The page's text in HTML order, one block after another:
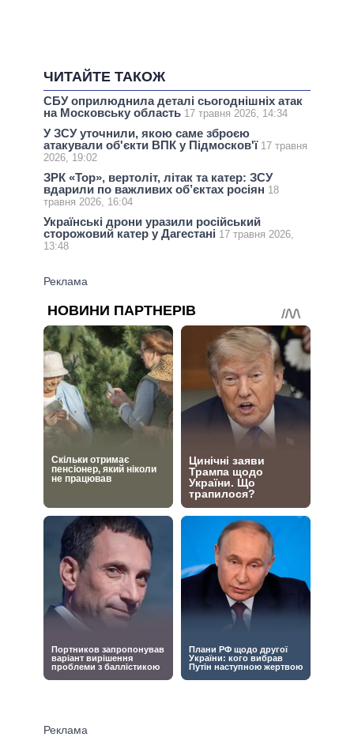
ЧИТАЙТЕ ТАКОЖ
СБУ оприлюднила деталі сьогоднішніх атак
на Московську область 17 травня 2026, 14:34
У ЗСУ уточнили, якою саме зброєю
атакували об'єкти ВПК у Підмосков'ї 17 травня
2026, 19:02
ЗРК «Тор», вертоліт, літак та катер: ЗСУ
вдарили по важливих об’єктах росіян 18
травня 2026, 16:04
Українські дрони уразили російський
сторожовий катер у Дагестані 17 травня 2026,
13:48